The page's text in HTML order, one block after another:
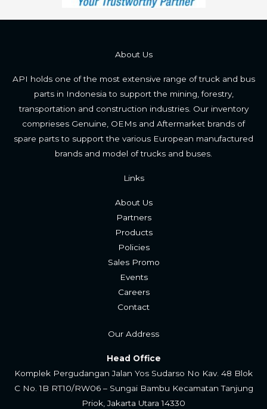
About Us
API holds one of the most extensive range of truck and bus
parts in Indonesia to support the mining, forestry,
transportation and construction industries. Our inventory
comprieses Genuine, OEMs and Aftermarket brands of
spare parts to support the various European manufactured
brands and model of trucks and buses.
Links
About Us
Partners
Products
Policies
Sales Promo
Events
Careers
Contact
Our Address
Head Office
Komplek Pergudangan Jalan Yos Sudarso No Kav. 48 Blok
C No. 1B RT10/RW06 – Sungai Bambu Kecamatan Tanjung
Priok, Jakarta Utara 14330